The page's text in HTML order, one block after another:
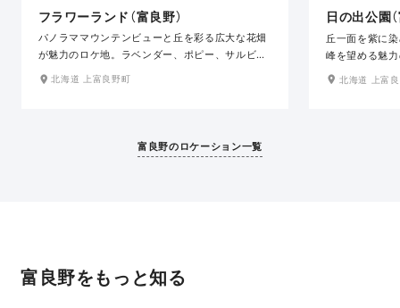
フラワーランド（富良野）
パノラママウンテンビューと丘を彩る広大な花畑
が魅力のロケ地。ラベンダー、ポピー、サルビ
ア、ひまわり、マリーゴールドなど、季節により
ポットです。支度場所から車で片道約30分とアク
セスの良さも魅力です。6月下旬〜9月上旬限定の
北海道 上富良野町
日の出公園
丘一面を紫に
峰を望める魅
心に季節折々
祥の地、上富
北海道 上富
富良野のロケーション一覧
富良野をもっと知る